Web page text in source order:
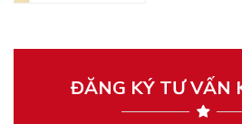
ĐĂNG KÝ TƯ VẤN